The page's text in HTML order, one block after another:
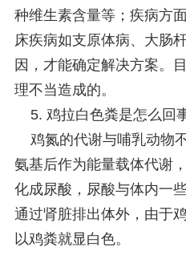
种维生素含量等；疾病方
床疾病如支原体病、大肠
因，才能确定解决方案。
理不当造成的。
5. 鸡拉白色粪是怎么回
鸡氮的代谢与哺乳动物
氨基后作为能量载体代谢
化成尿酸，尿酸与体内一
通过肾脏排出体外，由于
以鸡粪就显白色。